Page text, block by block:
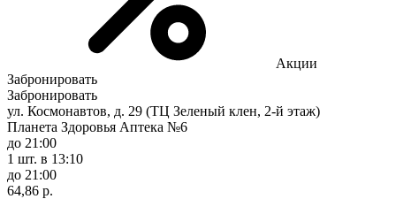
Акции
Забронировать
Забронировать
ул. Космонавтов, д. 29 (ТЦ Зеленый клен, 2-й этаж)
Планета Здоровья Аптека №6
до 21:00
1 шт. в 13:10
до 21:00
64,86 р.